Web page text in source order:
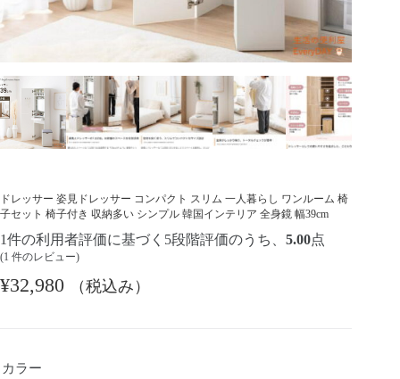
ドレッサー 姿見ドレッサー コンパクト スリム 一人暮らし ワンルーム 椅
子セット 椅子付き 収納多い シンプル 韓国インテリア 全身鏡 幅39cm
1件の利用者評価に基づく5段階評価のうち、 5.00点
(1 件のレビュー)
¥32,980 （税込み）
カラー